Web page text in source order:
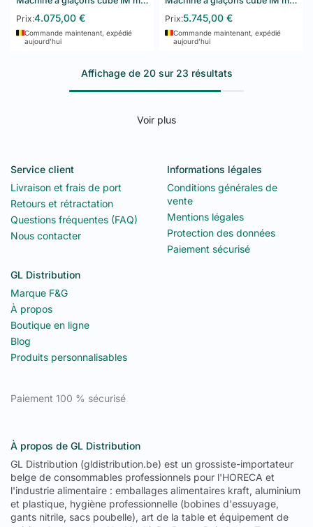
Prix:4.075,00 €
Commande maintenant, expédié
aujourd’hui
Prix:5.745,00 €
Commande maintenant, expédié
aujourd’hui
Affichage de 20 sur 23 résultats
Voir plus
Service client
Livraison et frais de port
Retours et rétractation
Questions fréquentes (FAQ)
Nous contacter
Informations légales
Conditions générales de
vente
Mentions légales
Protection des données
Paiement sécurisé
GL Distribution
Marque F&G
À propos
Boutique en ligne
Blog
Produits personnalisables
Paiement 100 % sécurisé
À propos de GL Distribution
GL Distribution (gldistribution.be) est un grossiste-importateur
belge de consommables professionnels pour l'HORECA et
l'industrie alimentaire : emballages alimentaires kraft, aluminium
et plastique, hygiène professionnelle (bobines d'essuyage,
gants nitrile, sacs poubelle), art de la table et équipement de